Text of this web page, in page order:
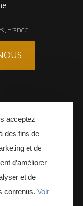
France
Youtube
acceptez
des fins de
et de
d’améliorer
et de
contenus. Voir